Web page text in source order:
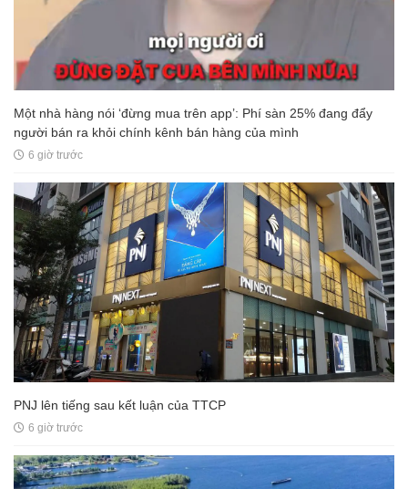
Một nhà hàng nói ‘đừng mua trên app’: Phí sàn 25% đang đẩy
người bán ra khỏi chính kênh bán hàng của mình
6 giờ trước
PNJ lên tiếng sau kết luận của TTCP
6 giờ trước